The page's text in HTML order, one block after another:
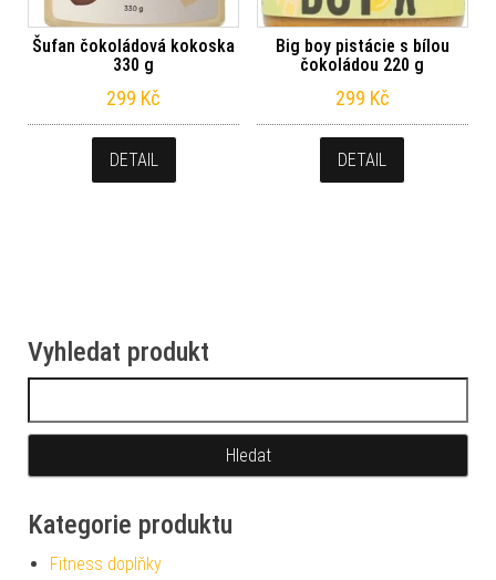
Šufan čokoládová kokoska
330 g
299 Kč
DETAIL
Big boy pistácie s bílou
čokoládou 220 g
299 Kč
DETAIL
Vyhledat produkt
Kategorie produktu
Fitness doplňky